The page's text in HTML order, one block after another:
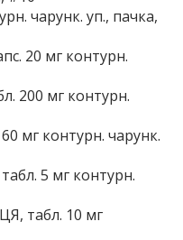
чарунк. уп., пачка,
20 мг контурн.
200 мг контурн.
мг контурн. чарунк.
5 мг контурн.
табл. 10 мг